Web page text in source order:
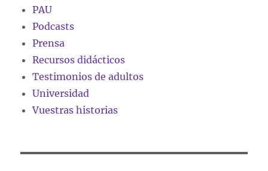
PAU
Podcasts
Prensa
Recursos didácticos
Testimonios de adultos
Universidad
Vuestras historias